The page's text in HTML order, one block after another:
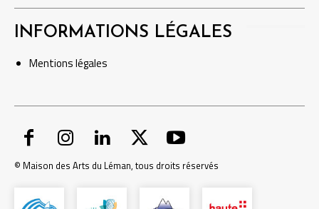
INFORMATIONS LÉGALES
Mentionslégales
© Maison des Arts du Léman, tous droits réservés